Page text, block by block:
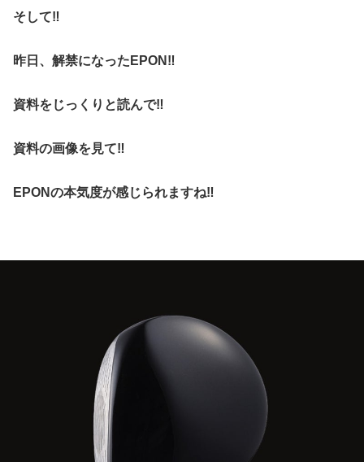
そして‼︎
昨日、解禁になったEPON‼︎
資料をじっくりと読んで‼︎
資料の画像を見て‼︎
EPONの本気度が感じられますね‼︎